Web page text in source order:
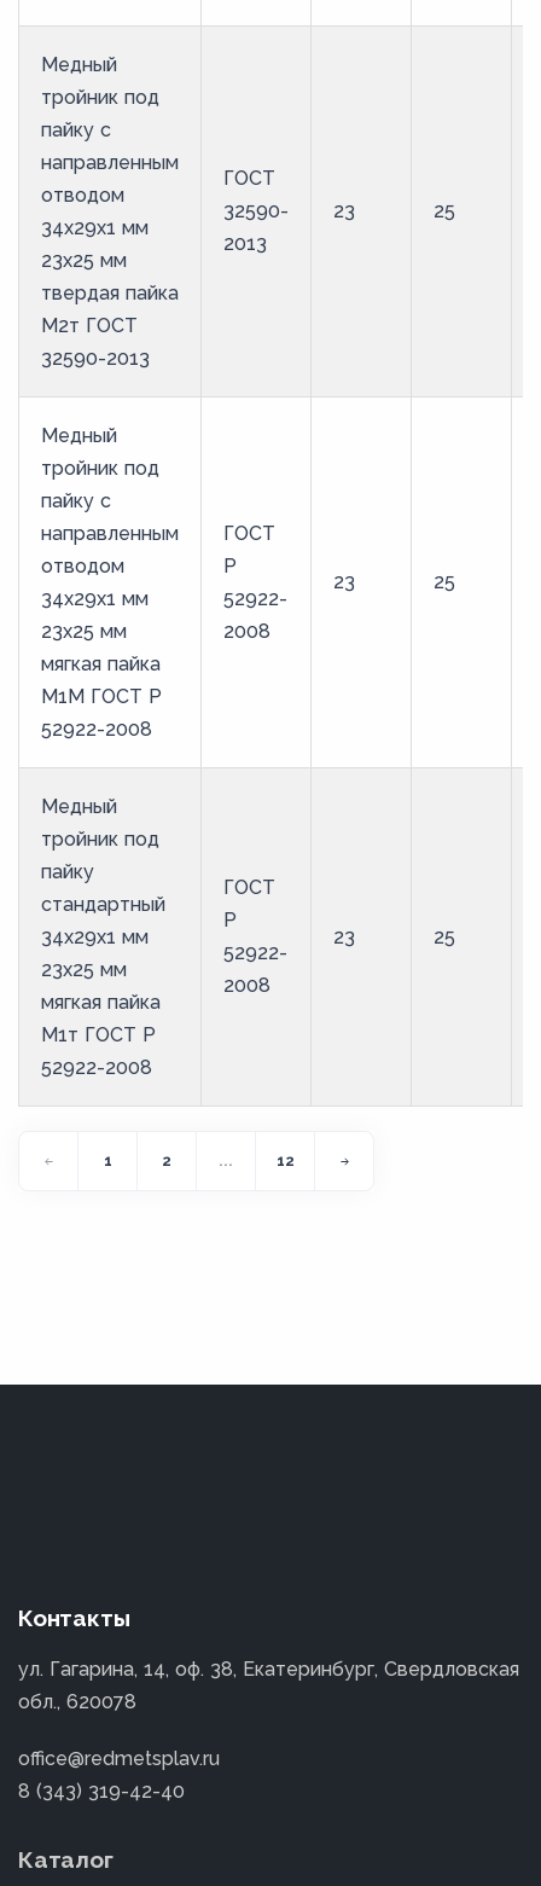
Медный
тройник под
пайку с
направленным
отводом
34х29х1 мм
23х25 мм
твердая пайка
М2т ГОСТ
32590-2013
ГОСТ
32590-
2013
23 25
Медный
тройник под
пайку с
направленным
отводом
34х29х1 мм
23х25 мм
мягкая пайка
М1М ГОСТ Р
52922-2008
ГОСТ
Р
52922-
2008
23 25
Медный
тройник под
пайку
стандартный
34х29х1 мм
23х25 мм
мягкая пайка
М1т ГОСТ Р
52922-2008
ГОСТ
Р
52922-
2008
23 25
1 2 ... 12
Контакты
ул. Гагарина, 14, оф. 38, Екатеринбург, Свердловская
обл., 620078
office@redmetsplav.ru
8 (343) 319-42-40
Каталог